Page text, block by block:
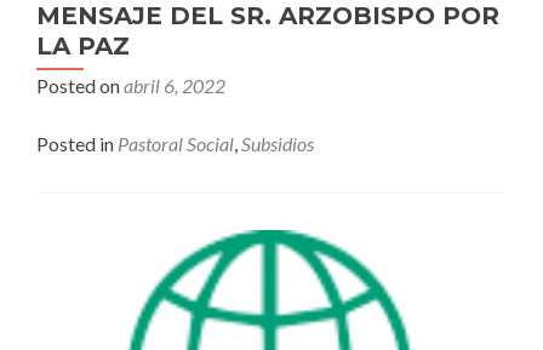
MENSAJE DEL SR. ARZOBISPO POR
LA PAZ
Posted onabril 6, 2022
Posted in Pastoral Social,Subsidios